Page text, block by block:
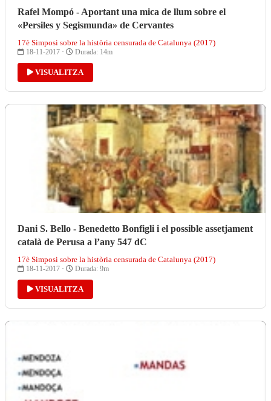
Rafel Mompó - Aportant una mica de llum sobre el
«Persiles y Segismunda» de Cervantes
17è Simposi sobre la història censurada de Catalunya (2017)
18-11-2017 · Durada: 14m
VISUALITZA
Dani S. Bello - Benedetto Bonfigli i el possible assetjament
català de Perusa a l’any 547 dC
17è Simposi sobre la història censurada de Catalunya (2017)
18-11-2017 · Durada: 9m
VISUALITZA